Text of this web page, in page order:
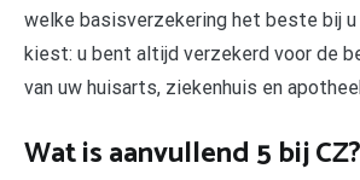
welke basisverzekering het beste bij
kiest: u bent altijd verzekerd voor de
van uw huisarts, ziekenhuis en
Wat is aanvullend 5 bij CZ?